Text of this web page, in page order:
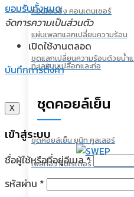
คอนเดนซิ่ง คอนเดนเซอร์
แผ่นเพลทแลกเปลี่ยนความร้อน
ชุดแลกเปลี่ยนความร้อนด้วยน้ำแ
ทะเลแบบเปลือกและท่อ
ชุดคอยล์เย็น
ชุดคอยล์เย็น ยูนิท คูลเลอร์
เพลทอีวาโปเรเตอร์ ระบายด้วยน้
ยอมรับทั้งหมด
จัดการความเป็นส่วนตัว
เปิดใช้งานตลอด
บันทึกการตั้งค่า
X
เข้าสู่ระบบ
ชื่อผู้ใช้หรือที่อยู่อีเมล*
รหัสผ่าน *